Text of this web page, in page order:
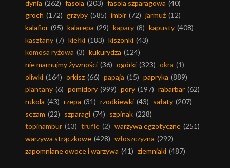
dynia (262) fasola (203) fasola szparagowa (40)
groch (172) grzyby (585) imbir (72) jarmuż (12)
kalafior (95) kalarepa (29) kapary (8) kapusty (408)
kasztany (7) kiełki (183) kiszonki (43)
komosa ryżowa (3) kukurydza (124)
nie marnujmy żywności (36) ogórki (323) okra (1)
oliwki (164) orkisz (66) papaja (15) papryka (889)
plantany (6) pomidory (999) pory (197) rabarbar (62)
rukola (43) rzepa (31) rzodkiewki (43) sałaty (207)
sezam (22) szparagi (74) szpinak (228)
topinambur (13) trufle (2) warzywa egzotyczne (251)
warzywa strączkowe (428) włoszczyzna (292)
zapomniane owoce i warzywa (41) ziemniaki (487)